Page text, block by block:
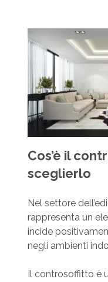
Cos’è il
sceglierlo
Nel settore
rappresenta un
incide
negli ambienti
Il controsoffitto è